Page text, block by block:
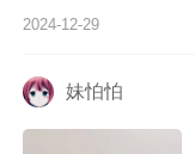
2024-12-29
妹怕怕